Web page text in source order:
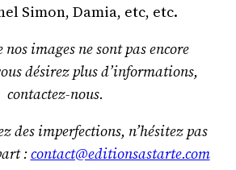
Simon, Damia, etc, etc.
images ne sont pas encore
désirez plus d’informations,
contactez-nous.
des imperfections, n’hésitez pas
:contact@editionsastarte.com